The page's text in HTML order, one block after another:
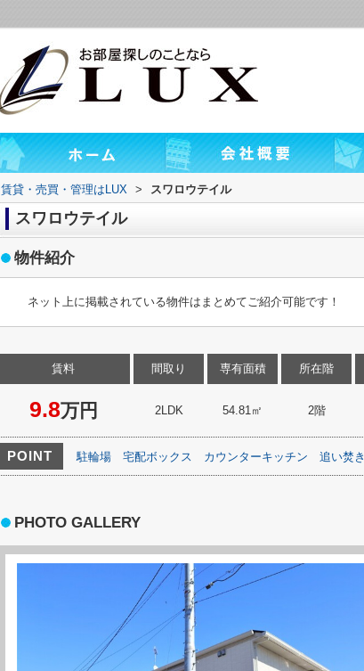
賃貸・売買・管理はLUX > スワロウテイル
スワロウテイル
物件紹介
ネット上に掲載されている物件はまとめてご紹介可能です！
賃料
9.8万円
間取り
2LDK
専有面積
54.81㎡
所在階
2階
POINT 駐輪場 宅配ボックス カウンターキッチン 追い焚き
PHOTO GALLERY